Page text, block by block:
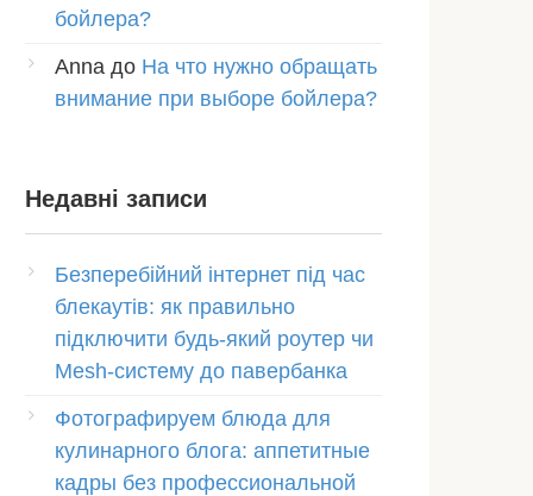
бойлера?
Anna до На что нужно обращать
внимание при выборе бойлера?
Недавні записи
Безперебійний інтернет під час
блекаутів: як правильно
підключити будь-який роутер чи
Mesh-систему до павербанка
Фотографируем блюда для
кулинарного блога: аппетитные
кадры без профессиональной